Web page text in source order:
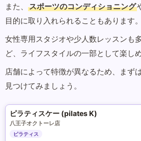
また、
スポーツのコンディショニング
目的に取り入れられることもあります。
女性専用スタジオや少人数レッスンも
ど、ライフスタイルの一部として楽し
店舗によって特徴が異なるため、まず
見つけてみましょう。
ピラティスケー (pilates K)
八王子オクトーレ店
ピラティス